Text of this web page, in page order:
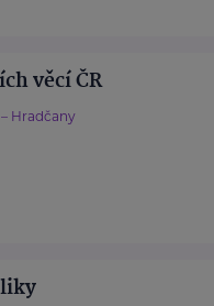
věcí ČR
– Hradčany